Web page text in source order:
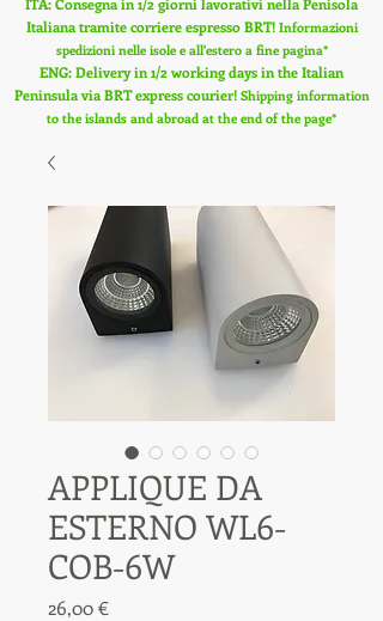
Italiana tramite corriere espresso BRT! Informazioni
spedizioni nelle isole e all'estero a fine pagina*
ENG: Delivery in 1/2 working days in the Italian
Peninsula via BRT express courier! Shipping information
to the islands and abroad at the end of the page*
APPLIQUE DA
ESTERNO WL6-
COB-6W
26,00 €Prezzo